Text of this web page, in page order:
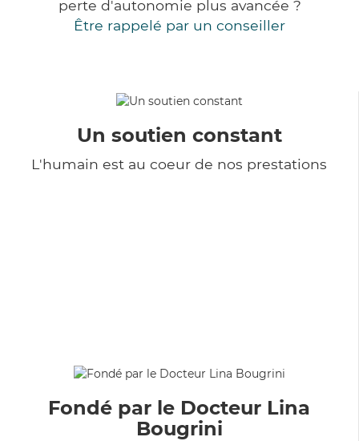
perte d'autonomie plus avancée ?
Être rappelé par un conseiller
Un soutien constant
L'humain est au coeur de nos prestations
Fondé par le Docteur Lina
Bougrini